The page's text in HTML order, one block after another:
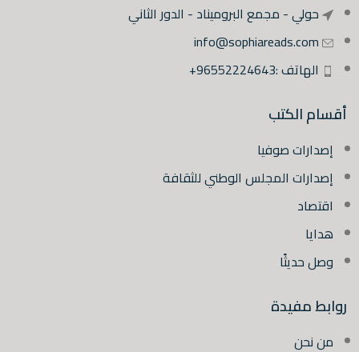
حولي - مجمع البروميناد - الدور الثاني
info@sophiareads.com
الهاتف :96552224643+
أقسام الكتب
إصدارات صوفيا
إصدارات المجلس الوطني للثقافة
اقتصاد
هدايا
وصل حديثًا
روابط مفيدة
من نحن